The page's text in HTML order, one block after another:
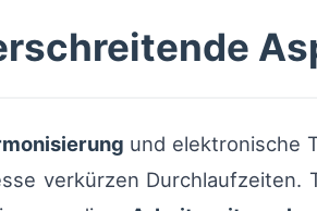
und elektronische
verkürzen Durchlaufzeiten.